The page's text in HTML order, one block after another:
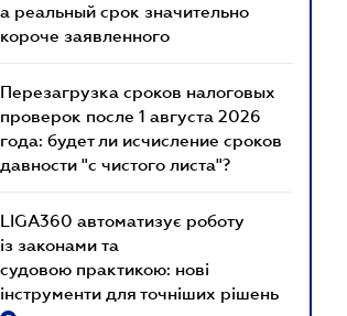
а реальный срок значительно
короче заявленного
Перезагрузка сроков налоговых
проверок после 1 августа 2026
года: будет ли исчисление сроков
давности "с чистого листа"?
LIGA360 автоматизує роботу
із законами та
судовою практикою: нові
інструменти для точніших рішень